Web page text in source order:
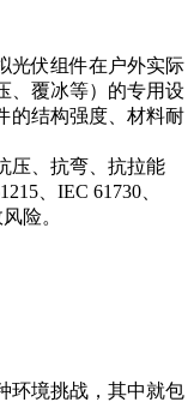
光伏组件在户外实际
、覆冰等）的专用设
的结构强度、材料耐
压、抗弯、抗拉能
、IEC 61730、
险。
环境挑战，其中就包